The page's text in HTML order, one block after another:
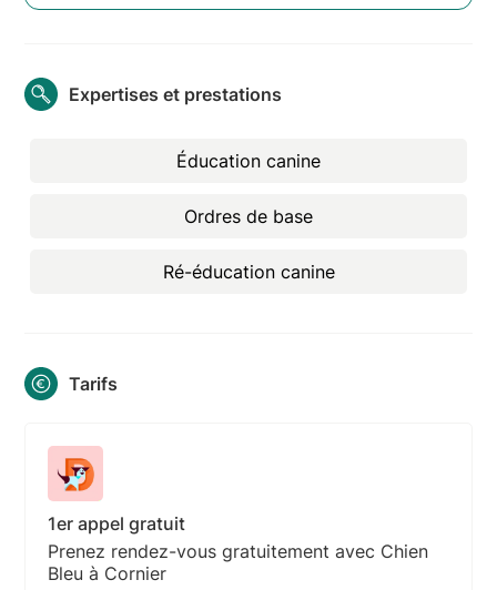
Expertises et prestations
Éducation canine
Ordres de base
Ré-éducation canine
Tarifs
1er appel gratuit
Prenez rendez-vous gratuitement avec Chien
Bleu à Cornier